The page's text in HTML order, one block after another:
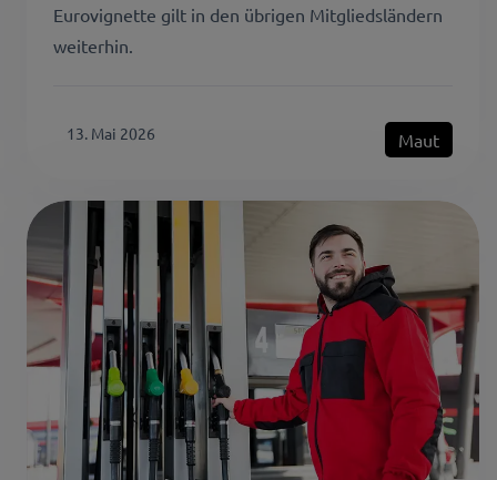
Eurovignette gilt in den übrigen Mitgliedsländern
weiterhin.
13. Mai 2026 Maut